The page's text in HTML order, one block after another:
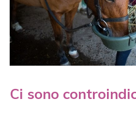
Ci sono